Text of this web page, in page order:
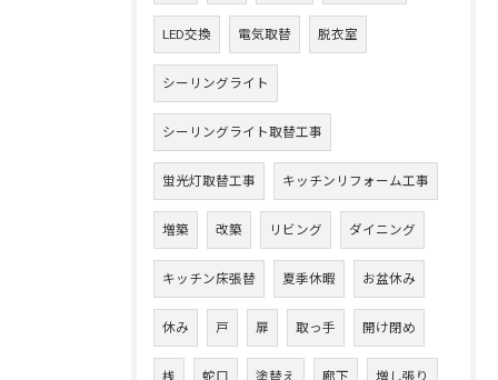
LED交換 電気取替 脱衣室
シーリングライト
シーリングライト取替工事
蛍光灯取替工事 キッチンリフォーム工事
増築 改築 リビング ダイニング
キッチン床張替 夏季休暇 お盆休み
休み 戸 扉 取っ手 開け閉め
桟 蛇口 塗替え 廊下 増し張り